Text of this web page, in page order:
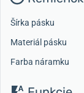
Šírka pásku
Materiál pásku
Farba náramku